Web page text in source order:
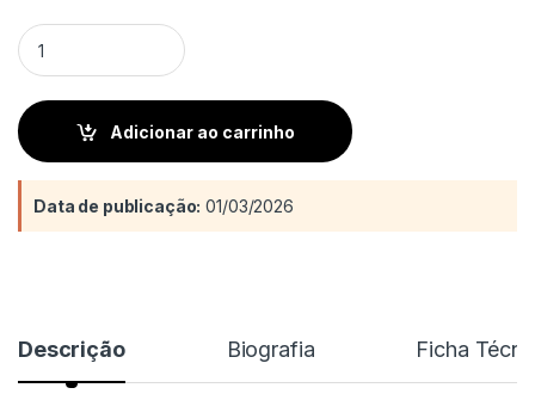
Destiny Sorrow quantity
Adicionar ao carrinho
Data de publicação: 01/03/2026
Descrição Biografia Ficha